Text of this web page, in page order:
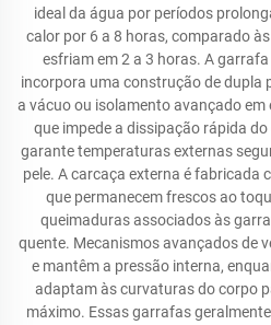
ideal da água por períodos
calor por 6 a 8 horas, comparado
esfriam em 2 a 3 horas. A
incorpora uma construção de dupla
a vácuo ou isolamento avançado
que impede a dissipação rápida
garante temperaturas externas
pele. A carcaça externa é fabricada
que permanecem frescos ao
queimaduras associados às
quente. Mecanismos avançados de
e mantêm a pressão interna,
adaptam às curvaturas do corpo
máximo. Essas garrafas